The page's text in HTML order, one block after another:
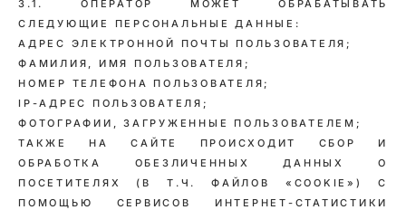
3.1. ОПЕРАТОР МОЖЕТ ОБРАБАТЫВАТЬ
СЛЕДУЮЩИЕ ПЕРСОНАЛЬНЫЕ ДАННЫЕ:
АДРЕС ЭЛЕКТРОННОЙ ПОЧТЫ ПОЛЬЗОВАТЕЛЯ;
ФАМИЛИЯ, ИМЯ ПОЛЬЗОВАТЕЛЯ;
НОМЕР ТЕЛЕФОНА ПОЛЬЗОВАТЕЛЯ;
IP-АДРЕС ПОЛЬЗОВАТЕЛЯ;
ФОТОГРАФИИ, ЗАГРУЖЕННЫЕ ПОЛЬЗОВАТЕЛЕМ;
ТАКЖЕ НА САЙТЕ ПРОИСХОДИТ СБОР И
ОБРАБОТКА ОБЕЗЛИЧЕННЫХ ДАННЫХ О
ПОСЕТИТЕЛЯХ (В Т.Ч. ФАЙЛОВ «COOKIE») С
ПОМОЩЬЮ СЕРВИСОВ ИНТЕРНЕТ-СТАТИСТИКИ